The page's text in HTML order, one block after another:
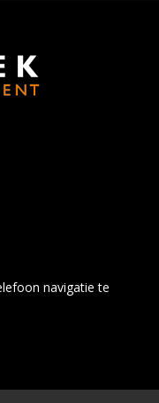
navigatie te